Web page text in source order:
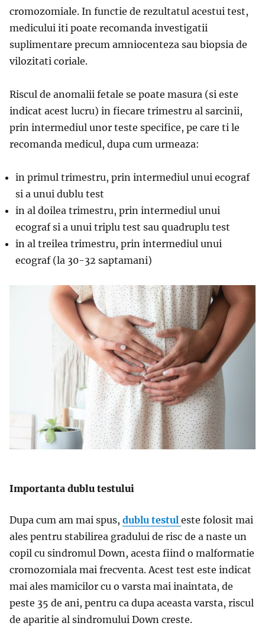
cromozomiale. In functie de rezultatul acestui test,
medicului iti poate recomanda investigatii
suplimentare precum amniocenteza sau biopsia de
vilozitati coriale.
Riscul de anomalii fetale se poate masura (si este
indicat acest lucru) in fiecare trimestru al sarcinii,
prin intermediul unor teste specifice, pe care ti le
recomanda medicul, dupa cum urmeaza:
in primul trimestru, prin intermediul unui ecograf
si a unui dublu test
in al doilea trimestru, prin intermediul unui
ecograf si a unui triplu test sau quadruplu test
in al treilea trimestru, prin intermediul unui
ecograf (la 30-32 saptamani)
Importanta dublu testului
Dupa cum am mai spus, dublu testul este folosit mai
ales pentru stabilirea gradului de risc de a naste un
copil cu sindromul Down, acesta fiind o malformatie
cromozomiala mai frecventa. Acest test este indicat
mai ales mamicilor cu o varsta mai inaintata, de
peste 35 de ani, pentru ca dupa aceasta varsta, riscul
de aparitie al sindromului Down creste.